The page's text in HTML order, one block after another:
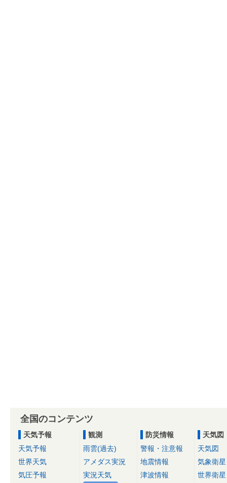
全国のコンテンツ
天気予報
天気予報
世界天気
気圧予報
観測
雨雲(過去)
アメダス実況
実況天気
防災情報
警報・注意報
地震情報
津波情報
天気図
天気図
気象衛星
世界衛星